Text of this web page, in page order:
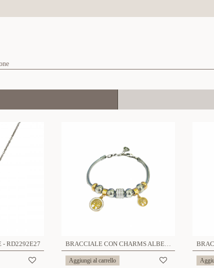
- RD2292E27 BRACCIALE CON CHARMS ALBERO DELLA VITA - JN2131668B32
Aggiungi al carrello